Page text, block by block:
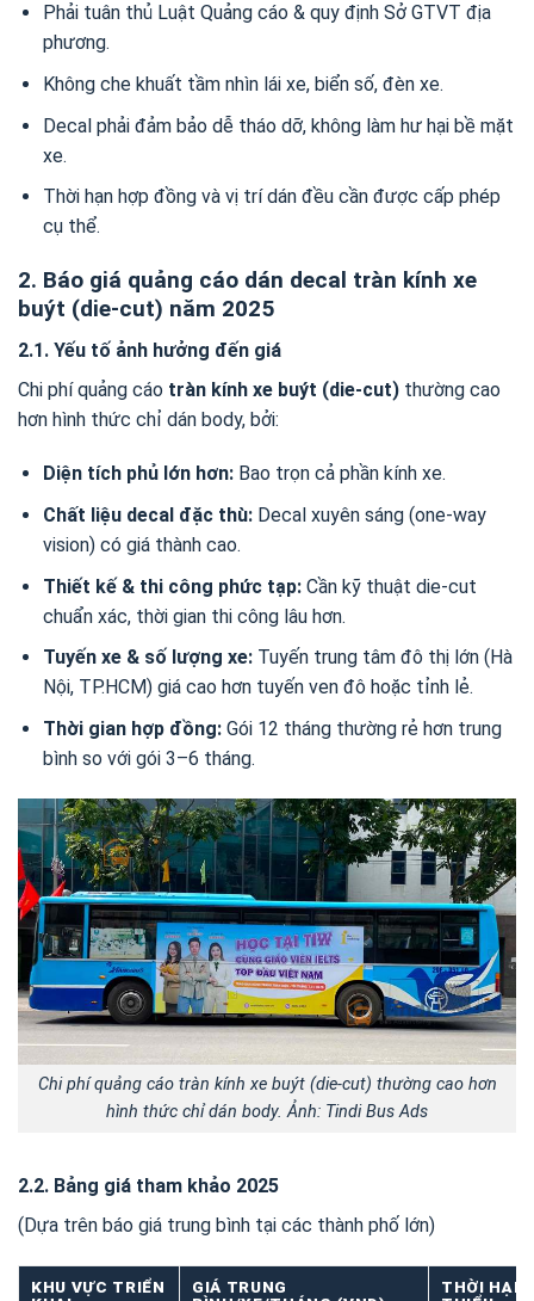
Phải tuân thủ Luật Quảng cáo & quy định Sở GTVT địa
phương.
Không che khuất tầm nhìn lái xe, biển số, đèn xe.
Decal phải đảm bảo dễ tháo dỡ, không làm hư hại bề mặt
xe.
Thời hạn hợp đồng và vị trí dán đều cần được cấp phép
cụ thể.
2. Báo giá quảng cáo dán decal tràn kính xe
buýt (die-cut) năm 2025
2.1. Yếu tố ảnh hưởng đến giá
Chi phí quảng cáo tràn kính xe buýt (die-cut) thường cao
hơn hình thức chỉ dán body, bởi:
Diện tích phủ lớn hơn:Bao trọn cả phần kính xe.
Chất liệu decal đặc thù:Decal xuyên sáng (one-way
vision) có giá thành cao.
Thiết kế & thi công phức tạp:Cần kỹ thuật die-cut
chuẩn xác, thời gian thi công lâu hơn.
Tuyến xe & số lượng xe:Tuyến trung tâm đô thị lớn (Hà
Nội, TP.HCM) giá cao hơn tuyến ven đô hoặc tỉnh lẻ.
Thời gian hợp đồng:Gói 12 tháng thường rẻ hơn trung
bình so với gói 3–6 tháng.
Chi phí quảng cáo tràn kính xe buýt (die-cut) thường cao hơn
hình thức chỉ dán body. Ảnh: Tindi Bus Ads
2.2. Bảng giá tham khảo 2025
(Dựa trên báo giá trung bình tại các thành phố lớn)
KHU VỰC TRIỂN
GIÁ TRUNG
THỜI HẠN